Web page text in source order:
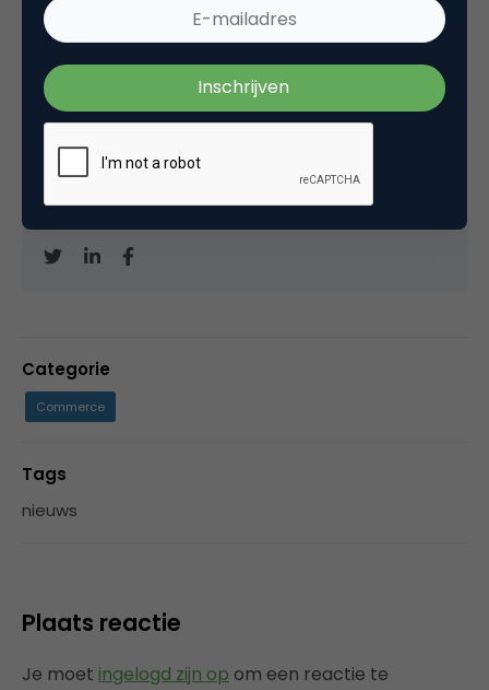
Partner bijUpstream
Oprichter/partner Upstream, Marketingfacts,
Arnhem Direct, SportNext, TravelNext, RvT VPRO,
Bestuur Luxor Live, social business, onderwijs,
fotografie en vader!
Categorie
Commerce
Tags
nieuws
Plaats reactie
Je moet ingelogd zijn op om een reactie te